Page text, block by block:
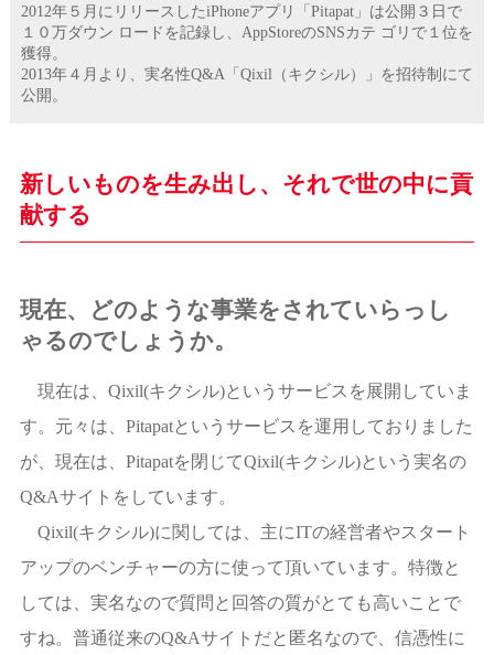
2012年５月にリリースしたiPhoneアプリ「Pitapat」は公開３日で
１０万ダウン ロードを記録し、AppStoreのSNSカテ ゴリで１位を
獲得。
2013年４月より、実名性Q&A「Qixil（キクシル）」を招待制にて
公開。
新しいものを生み出し、それで世の中に貢
献する
現在、どのような事業をされていらっし
ゃるのでしょうか。
現在は、Qixil(キクシル)というサービスを展開していま
す。元々は、Pitapatというサービスを運用しておりました
が、現在は、Pitapatを閉じてQixil(キクシル)という実名の
Q&Aサイトをしています。
Qixil(キクシル)に関しては、主にITの経営者やスタート
アップのベンチャーの方に使って頂いています。特徴と
しては、実名なので質問と回答の質がとても高いことで
すね。普通従来のQ&Aサイトだと匿名なので、信憑性に